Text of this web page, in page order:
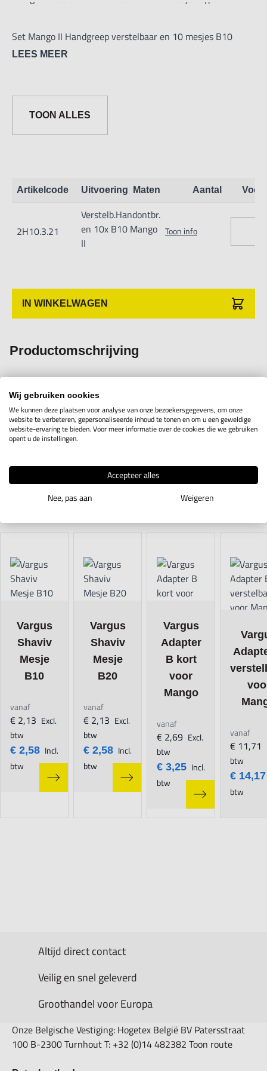
Set Mango II Handgreep verstelbaar en 10 mesjes B10
LEES MEER
TOON ALLES
Artikelcode Uitvoering Maten Aantal
2H10.3.21
Verstelb.Handontbr.
en 10x B10 Mango
II
Toon info
IN WINKELWAGEN
Productomschrijving
Set Mango II Handgreep verstelbaar en 10 mesjes B10
Gerelateerde producten
Navigating through the elements of the carousel is possible
Press to skip carousel
Vargus
Shaviv
Mesje
B10
The price depends on the options chosen on the product page
vanaf
€ 2,58 Incl.
btw
€ 2,13 Excl.
btw
Vargus
Shaviv
Mesje
B20
The price depends on the options chosen on
vanaf
€ 2,58 Incl.
btw
€ 2,13 Excl.
btw
Vargus
Adapter
B kort
voor
Mango
The price depends on
vanaf
€ 3,25 Incl.
btw
€ 2,69 Excl.
btw
The
vanaf
€ 14,17
btw
€ 11,71
btw
Altijd direct contact
Veilig en snel geleverd
Groothandel voor Europa
Onze Belgische Vestiging: Hogetex België BV Patersstraat
100 B-2300 Turnhout T: +32 (0)14 482382 Toon route
Wij gebruiken cookies
We kunnen deze plaatsen voor analyse van onze bezoekersgegevens, om onze
website te verbeteren, gepersonaliseerde inhoud te tonen en om u een geweldige
website-ervaring te bieden. Voor meer informatie over de cookies die we gebruiken
opent u de instellingen.
Accepteer alles
Nee, pas aan
Weigeren